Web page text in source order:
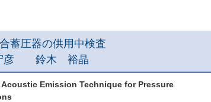
蓄圧器の供用中検査
守彦 鈴木 裕晶
Emission Technique for Pressure